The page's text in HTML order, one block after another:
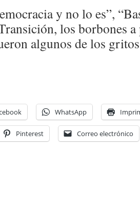
y no lo es”,
los borbones
algunos de los
WhatsApp
Pinterest Correo electrónico